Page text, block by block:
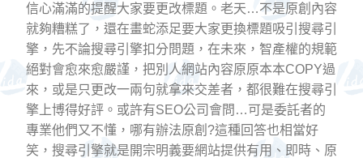
信心滿滿的提醒大家要更改標題。老天…不是原創內容
就夠糟糕了，還在畫蛇添足要大家更換標題吸引搜尋引
擎，先不論搜尋引擎扣分問題，在未來，智產權的規範
絕對會愈來愈嚴謹，把別人網站內容原原本本COPY過
來，或是只更改一兩句就拿來交差者，都很難在搜尋引
擎上博得好評。或許有SEO公司會問…可是委託者的
專業他們又不懂，哪有辦法原創?這種回答也相當好
笑，搜尋引擎就是開宗明義要網站提供有用、即時、原